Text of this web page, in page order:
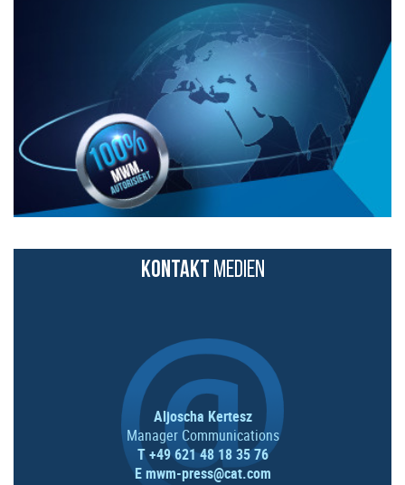
KONTAKT MEDIEN
Aljoscha Kertesz
Manager Communications
T +49 621 48 18 35 76
Emwm-press@cat.com